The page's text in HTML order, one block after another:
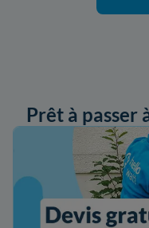
Prêt à passer